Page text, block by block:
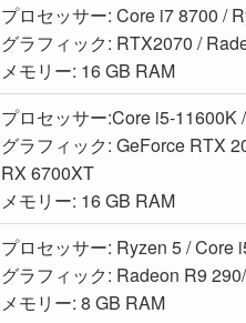
プロセッサー: Core i7 8700 /
グラフィック: RTX2070 /
メモリー: 16 GB RAM
プロセッサー:Core i5-11600K
グラフィック: GeForce RTX
RX 6700XT
メモリー: 16 GB RAM
プロセッサー: Ryzen 5 / Core
グラフィック: Radeon R9
メモリー: 8 GB RAM